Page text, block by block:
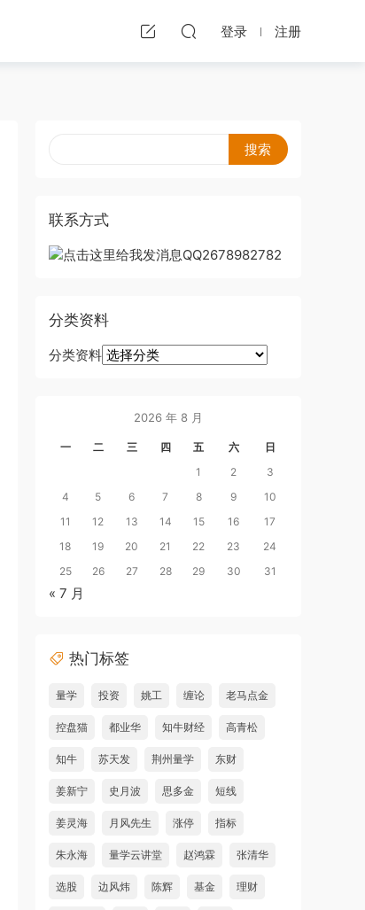
登录 注册
联系方式
分类资料
分类资料
2026 年 8 月
一 二 三 四 五 六
日
1
2
3
4
5 6 7 8 9
10
11
12 13 14 15 16
17
18
19 20 21 22 23
24
25
26 27 28 29 30 31
« 7 月
热门标签
量学 投资 姚工 缠论 老马点金
控盘猫 都业华 知牛财经 高青松
知牛 苏天发 荆州量学 东财
姜新宁 史月波 思多金 短线
姜灵海 月风先生 涨停 指标
朱永海 量学云讲堂 赵鸿霖 张清华
选股 边风炜 陈辉 基金 理财